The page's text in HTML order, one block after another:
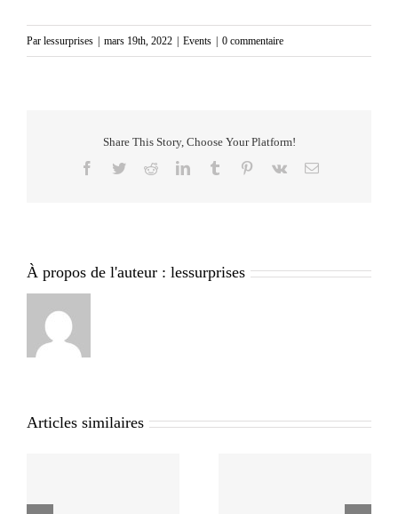
Par lessurprises | mars 19th, 2022 | Events | 0 commentaire
Share This Story, Choose Your Platform!
Facebook
TwitterRedditLinkedInTumblr Pinterest
Vk Email
À propos de l'auteur : lessurprises
Articles similaires